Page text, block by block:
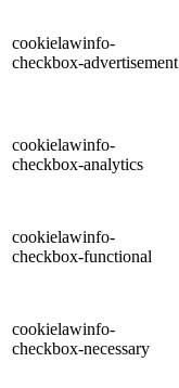
cookielawinfo-
checkbox-advertisement
cookielawinfo-
checkbox-analytics
cookielawinfo-
checkbox-functional
cookielawinfo-
checkbox-necessary